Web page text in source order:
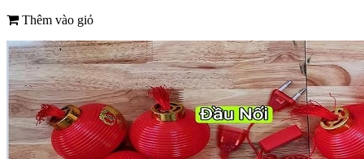
Thêm vào giỏ